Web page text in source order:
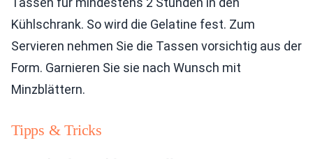
Kühlschrank. So wird die Gelatine fest. Zum
Servieren nehmen Sie die Tassen vorsichtig aus der
Form. Garnieren Sie sie nach Wunsch mit
Minzblättern.
Tipps & Tricks